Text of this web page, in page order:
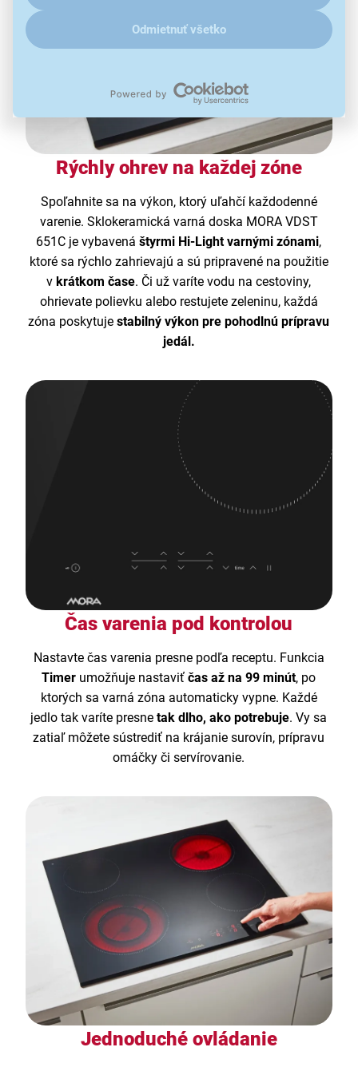
Odmietnuť všetko
Rýchly ohrev na každej zóne
Spoľahnite sa na výkon, ktorý uľahčí každodenné
varenie. Sklokeramická varná doska MORA VDST
651C je vybavenáštyrmi Hi-Light varnými zónami,
ktoré sa rýchlo zahrievajú a sú pripravené na použitie
vkrátkom čase. Či už varíte vodu na cestoviny,
ohrievate polievku alebo restujete zeleninu, každá
zóna poskytuje stabilný výkon pre pohodlnú prípravu
jedál.
Čas varenia pod kontrolou
Nastavte čas varenia presne podľa receptu. Funkcia
Timer umožňuje nastaviťčas až na 99 minút, po
ktorých sa varná zóna automaticky vypne. Každé
jedlo tak varíte presnetak dlho, ako potrebuje. Vy sa
zatiaľ môžete sústrediť na krájanie surovín, prípravu
omáčky či servírovanie.
Jednoduché ovládanie